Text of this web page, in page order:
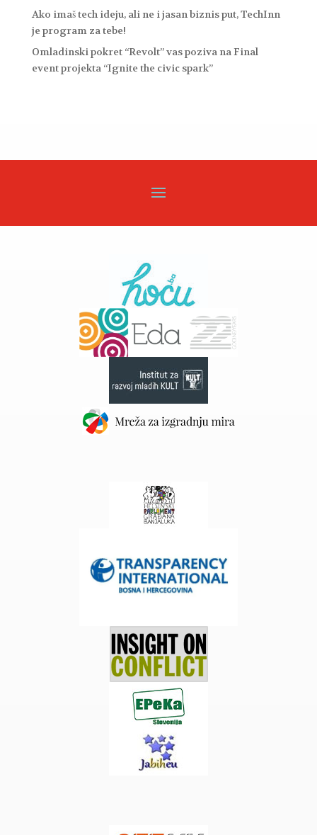
Ako imaš tech ideju, ali ne i jasan biznis put, TechInn
je program za tebe!
Omladinski pokret “Revolt” vas poziva na Final
event projekta “Ignite the civic spark”